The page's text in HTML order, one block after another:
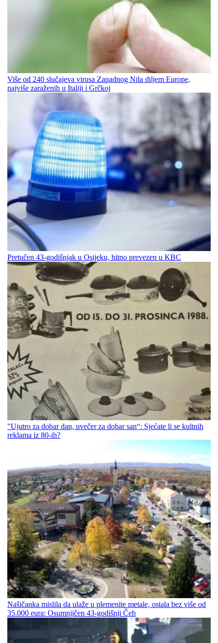
Više od 240 slučajeva virusa Zapadnog Nila diljem Europe,
najviše zaraženih u Italiji i Grčkoj
Pretučen 43-godišnjak u Osijeku, hitno prevezen u KBC
"Ujutro za dobar dan, uvečer za dobar san“: Sjećate li se kultnih
reklama iz 80-ih?
Našičanka mislila da ulaže u plemenite metale, ostala bez više od
35.000 eura: Osumnjičen 43-godišnji Čeh